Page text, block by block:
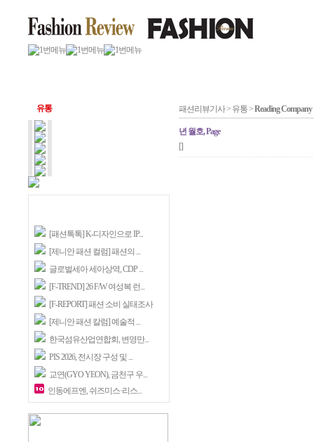
유통
[패션톡톡] K-디자인으로 IP...
[제니안 패션 컬럼] 패션의 ...
글로벌세아 세아상역, CDP ...
[F-TREND] 26 F/W 여성복 런...
[F-REPORT] 패션 소비 실태조사
[제니안 패션 칼럼] 예술적 ...
한국섬유산업연합회, 변영만...
PIS 2026, 전시장 구성 및 ...
교연(GYO YEON), 금천구 우...
인동에프엔, 쉬즈미스·리스...
패션리뷰기사 > 유통 >Reading Company
년 월호, Page
[]